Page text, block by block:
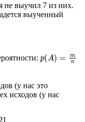
не выучил 7 из них.
выученный
( A) n
(у нас это
исходов (у нас